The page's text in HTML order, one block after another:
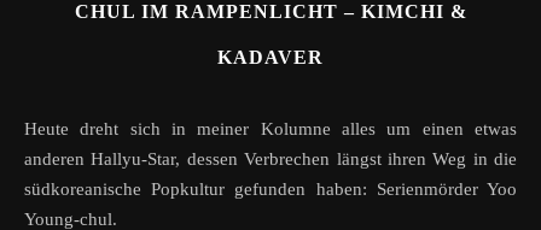
CHUL IM RAMPENLICHT – KIMCHI &
KADAVER
Heute dreht sich in meiner Kolumne alles um einen etwas
anderen Hallyu-Star, dessen Verbrechen längst ihren Weg in die
südkoreanische Popkultur gefunden haben: Serienmörder Yoo
Young-chul.